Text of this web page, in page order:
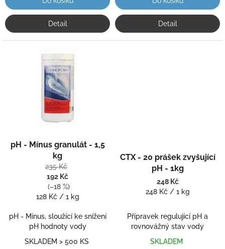
Detail Detail
hodnocení
produktu
je
5,0
z
5
pH - Mínus granulát - 1,5
kg
235 Kč
192 Kč
(–18 %)
Měrná
128 Kč / 1 kg
pH - Mínus, sloužící ke snížení
pH hodnoty vody
SKLADEM > 500 KS
hodnocení
produktu
5,0
z
hvězdiček.
CTX - 20 prášek zvyšující
pH - 1kg
248 Kč
Měrná
248 Kč / 1 kg
Přípravek regulující pH a
rovnovážný stav vody
SKLADEM